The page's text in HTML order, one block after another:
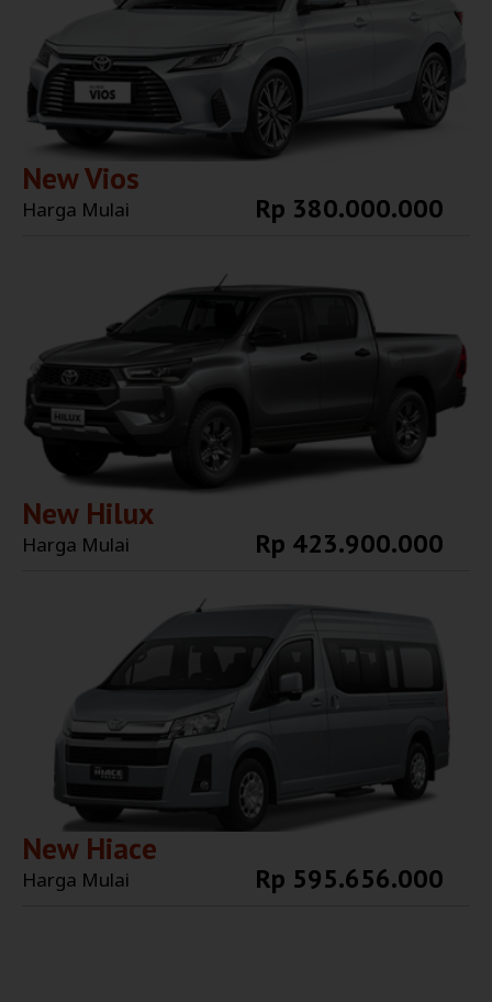
New Vios
Harga Mulai Rp 380.000.000
New Hilux
Harga Mulai Rp 423.900.000
New Hiace
Harga Mulai Rp 595.656.000